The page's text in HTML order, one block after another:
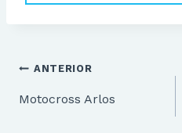
Navegación
de
ANTERIOR
Motocross Arlos